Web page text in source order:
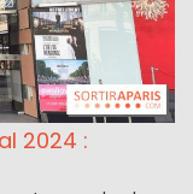
2024 :